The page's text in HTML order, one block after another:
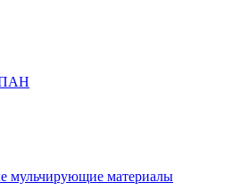
мульчирующие материалы